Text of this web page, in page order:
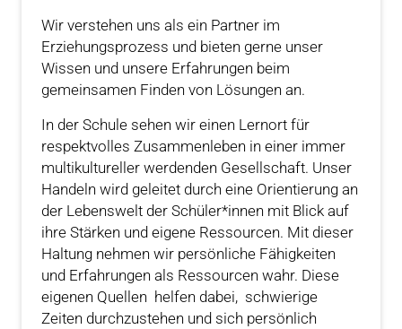
Wir verstehen uns als ein Partner im
Erziehungsprozess und bieten gerne unser
Wissen und unsere Erfahrungen beim
gemeinsamen Finden von Lösungen an.
In der Schule sehen wir einen Lernort für
respektvolles Zusammenleben in einer immer
multikultureller werdenden Gesellschaft. Unser
Handeln wird geleitet durch eine Orientierung an
der Lebenswelt der Schüler*innen mit Blick auf
ihre Stärken und eigene Ressourcen. Mit dieser
Haltung nehmen wir persönliche Fähigkeiten
und Erfahrungen als Ressourcen wahr. Diese
eigenen Quellen helfen dabei, schwierige
Zeiten durchzustehen und sich persönlich